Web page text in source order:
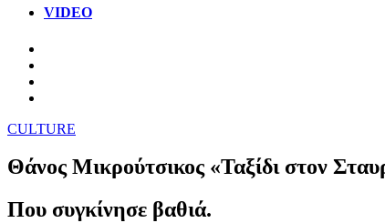
VIDEO
CULTURE
Θάνος Μικρούτσικος «Ταξίδι στον
Που συγκίνησε βαθιά.